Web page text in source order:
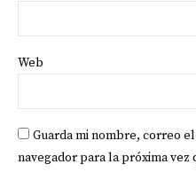
Web
Guarda mi nombre, correo
navegador para la próxima vez